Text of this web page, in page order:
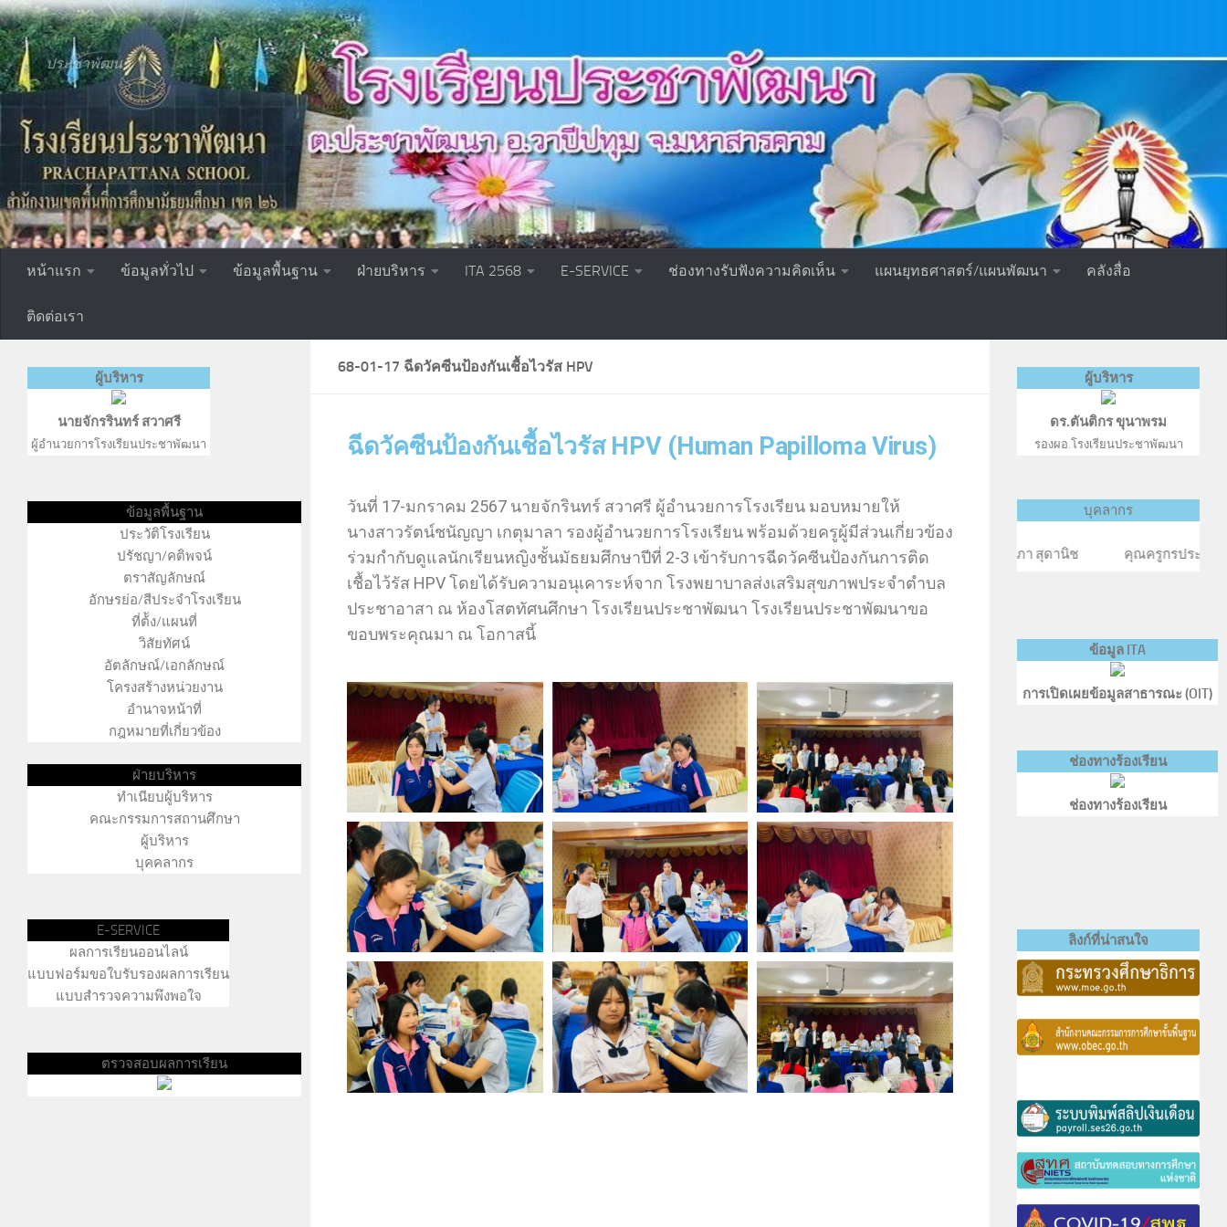
Skip to content
ประชาพัฒนา
หน้าแรก ข้อมูลทั่วไป ข้อมูลพื้นฐาน ฝ่ายบริหาร ITA 2568 E-SERVICE ช่องทางรับฟังความคิดเห็น แผนยุทธศาสตร์/แผนพัฒนา คลังสื่อ
ติดต่อเรา
68-01-17 ฉีดวัคซีนป้องกันเชื้อไวรัส HPV
ฉีดวัคซีนป้องกันเชื้อไวรัส HPV (Human Papilloma Virus)
วันที่ 17-มกราคม 2567 นายจักรินทร์ สวาศรี ผู้อำนวยการโรงเรียน มอบหมายให้
นางสาวรัตน์ชนัญญา เกตุมาลา รองผู้อำนวยการโรงเรียน พร้อมด้วยครูผู้มีส่วนเกี่ยวข้อง
ร่วมกำกับดูแลนักเรียนหญิงชั้นมัธยมศึกษาปีที่ 2-3 เข้ารับการฉีดวัคซีนป้องกันการติด
เชื้อไว้รัส HPV โดยได้รับความอนุเคาระห์จาก โรงพยาบาลส่งเสริมสุขภาพประจำตำบล
ประชาอาสา ณ ห้องโสตทัศนศึกษา โรงเรียนประชาพัฒนา โรงเรียนประชาพัฒนาขอ
ขอบพระคุณมา ณ โอกาสนี้
ผู้บริหาร
นายจักรรินทร์ สวาศรี
ผู้อำนวยการโรงเรียนประชาพัฒนา
ข้อมูลพื้นฐาน
ประวัติโรงเรียน
ปรัชญา/คติพจน์
ตราสัญลักษณ์
อักษรย่อ/สีประจำโรงเรียน
ที่ต้ัง/แผนที่
วิสัยทัศน์
อัตลักษณ์/เอกลักษณ์
โครงสร้างหน่วยงาน
อำนาจหน้าที่
กฎหมายที่เกี่ยวข้อง
ฝ่ายบริหาร
ทำเนียบผู้บริหาร
คณะกรรมการสถานศึกษา
ผู้บริหาร
บุคคลากร
E-SERVICE
ผลการเรียนออนไลน์
แบบฟอร์มขอใบรับรองผลการเรียน
แบบสำรวจความพึงพอใจ
ตรวจสอบผลการเรียน
ผู้บริหาร
ดร.ตันติกร ขุนาพรม
รองผอ.โรงเรียนประชาพัฒนา
บุคลากร
คุณครูสุทธิรักษ์ ปะริตวา คุณครูนรนาถ สืบสำราญ คุณครูสุมาลย์ ภวภูตานนท์ คุณครูจักษ์กฤษฎ์ สุดานิช คุณครูศศิประภา สุดานิช คุณครูกรประภา ประวิเศ
ข้อมูล ITA
การเปิดเผยข้อมูลสาธารณะ (OIT)
ช่องทางร้องเรียน
ช่องทางร้องเรียน
ลิงก์ที่น่าสนใจ